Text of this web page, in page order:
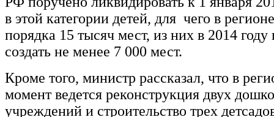
в этой категории детей, для чего в
порядка 15 тысяч мест, из них в 2014 году
создать не менее 7 000 мест.
Кроме того, министр рассказал, что в
момент ведется реконструкция двух
учреждений и строительство трех